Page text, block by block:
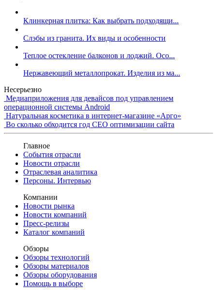
Клинкерная плитка: Как выбрать подходящи...
Слэбы из гранита. Их виды и особенности
Теплое остекление балконов и лоджий. Осо...
Нержавеющий металлопрокат. Изделия из ма...
Несерьезно
Медиаприложения для девайсов под управлением
операционной системы Android
Натуральная косметика в интернет-магазине «Арго»
Во сколько обходится год СЕО оптимизации сайта
Главное
События отрасли
Новости отрасли
Отраслевая аналитика
Персоны. Интервью
Компании
Новости рынка
Новости компаний
Пресс-релизы
Каталог компаний
Обзоры
Обзоры технологий
Обзоры материалов
Обзоры оборудования
Помощь в выборе